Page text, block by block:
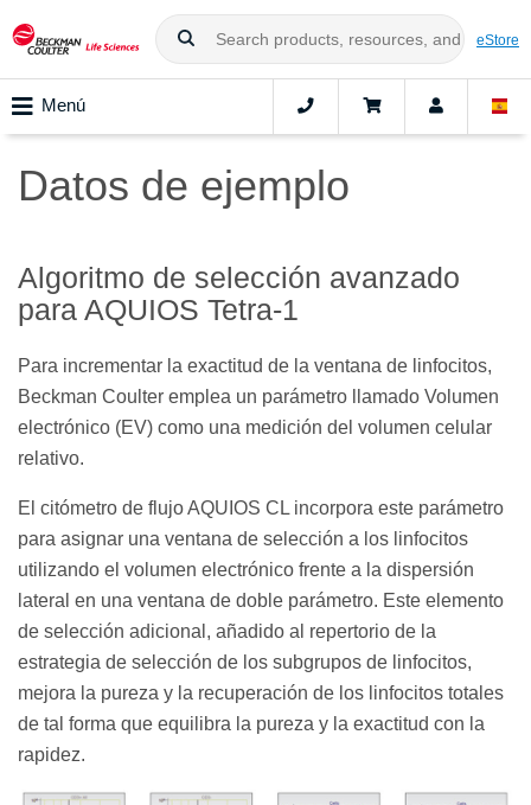
eStore
Menú
Datos de ejemplo
Algoritmo de selección avanzado
para AQUIOS Tetra-1
Para incrementar la exactitud de la ventana de linfocitos,
Beckman Coulter emplea un parámetro llamado Volumen
electrónico (EV) como una medición del volumen celular
relativo.
El citómetro de flujo AQUIOS CL incorpora este parámetro
para asignar una ventana de selección a los linfocitos
utilizando el volumen electrónico frente a la dispersión
lateral en una ventana de doble parámetro. Este elemento
de selección adicional, añadido al repertorio de la
estrategia de selección de los subgrupos de linfocitos,
mejora la pureza y la recuperación de los linfocitos totales
de tal forma que equilibra la pureza y la exactitud con la
rapidez.